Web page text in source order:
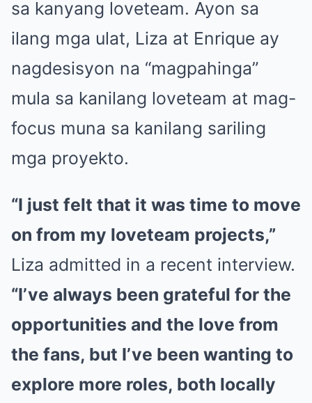
sa kanyang loveteam. Ayon sa
ilang mga ulat, Liza at Enrique ay
nagdesisyon na “magpahinga”
mula sa kanilang loveteam at mag-
focus muna sa kanilang sariling
mga proyekto.
“I just felt that it was time to move
on from my loveteam projects,”
Liza admitted in a recent interview.
“I’ve always been grateful for the
opportunities and the love from
the fans, but I’ve been wanting to
explore more roles, both locally